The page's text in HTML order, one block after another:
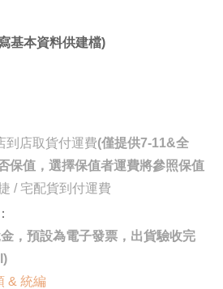
基本資料供建檔)
到店取貨付運費(僅提供7-11&全
保值，選擇保值者運費將參照保值
/ 宅配貨到付運費
，預設為電子發票，出貨驗收完
& 統編